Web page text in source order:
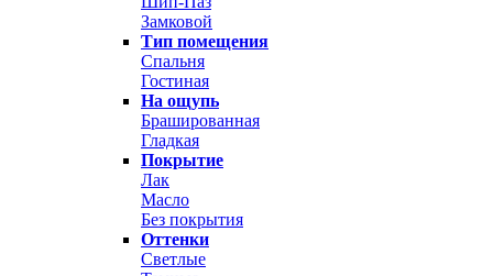
Замковой
Тип помещения
Спальня
Гостиная
На ощупь
Брашированная
Гладкая
Покрытие
Лак
Масло
Без покрытия
Оттенки
Светлые